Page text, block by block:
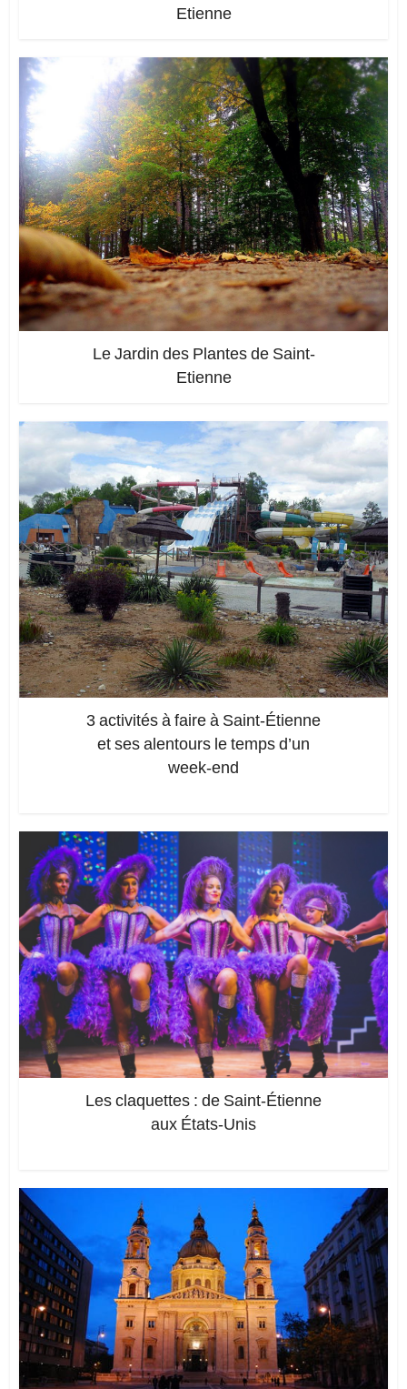
Etienne
Le Jardin des Plantes de Saint-
Etienne
3 activités à faire à Saint-Étienne
et ses alentours le temps d’un
week-end
Les claquettes : de Saint-Étienne
aux États-Unis